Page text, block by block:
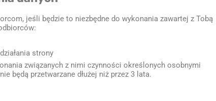
jeśli będzie to niezbędne do wykonania zawartej z Tobą
strony
związanych z nimi czynności określonych osobnymi
będą przetwarzane dłużej niż przez 3 lata.